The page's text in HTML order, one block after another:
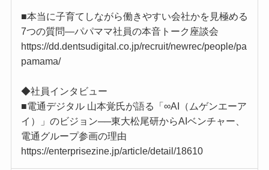
■本当に子育てしながら働きやすい会社かを見極める
7つの質問―パパママ社員の本音トーク座談会
https://dd.dentsudigital.co.jp/recruit/newrec/people/pa
pamama/
◆社員インタビュー
■電通デジタル 山本覚氏が語る「∞AI（ムゲンエーア
イ）」のビジョン──東大松尾研からAIベンチャー、
電通グループ参画の理由
https://enterprisezine.jp/article/detail/18610